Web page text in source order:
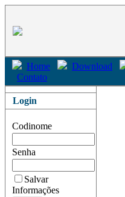
Home Download
Contato
Login
Codinome
Senha
Salvar
Informações